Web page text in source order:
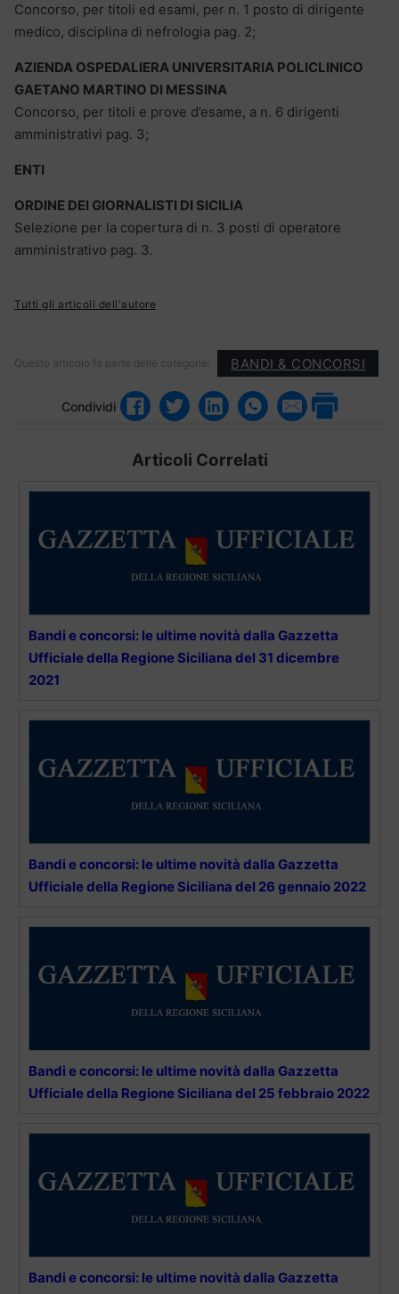
Concorso, per titoli ed esami, per n. 1 posto di dirigente
medico, disciplina di nefrologia pag. 2;
AZIENDA OSPEDALIERA UNIVERSITARIA POLICLINICO
GAETANO MARTINO DI MESSINA
Concorso, per titoli e prove d’esame, a n. 6 dirigenti
amministrativi pag. 3;
ENTI
ORDINE DEI GIORNALISTI DI SICILIA
Selezione per la copertura di n. 3 posti di operatore
amministrativo pag. 3.
Tutti gli articoli dell'autore
Questo articolo fa parte delle categorie: BANDI & CONCORSI
Condividi
Articoli Correlati
Bandi e concorsi: le ultime novità dalla Gazzetta
Ufficiale della Regione Siciliana del 31 dicembre
2021
Bandi e concorsi: le ultime novità dalla Gazzetta
Ufficiale della Regione Siciliana del 26 gennaio 2022
Bandi e concorsi: le ultime novità dalla Gazzetta
Ufficiale della Regione Siciliana del 25 febbraio 2022
Bandi e concorsi: le ultime novità dalla Gazzetta